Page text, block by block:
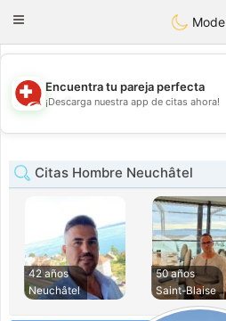
Suissi
Toggle
Mode
💖
💕
Encuentra tu pareja perfecta
¡Descarga nuestra app de citas ahora!
Citas Hombre Neuchâtel
42 años
Neuchâtel
50 años
Saint-Blaise